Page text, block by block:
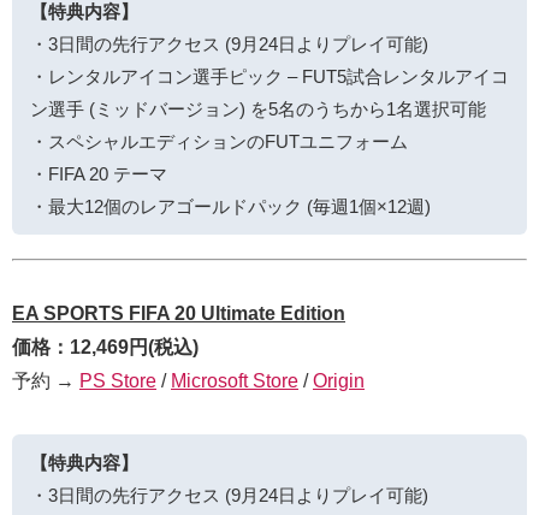
【特典内容】
・3日間の先行アクセス (9月24日よりプレイ可能)
・レンタルアイコン選手ピック – FUT5試合レンタルアイコ
ン選手 (ミッドバージョン) を5名のうちから1名選択可能
・スペシャルエディションのFUTユニフォーム
・FIFA 20 テーマ
・最大12個のレアゴールドパック (毎週1個×12週)
EA SPORTS FIFA 20 Ultimate Edition
価格：12,469円(税込)
予約 → PS Store / Microsoft Store /Origin
【特典内容】
・3日間の先行アクセス (9月24日よりプレイ可能)